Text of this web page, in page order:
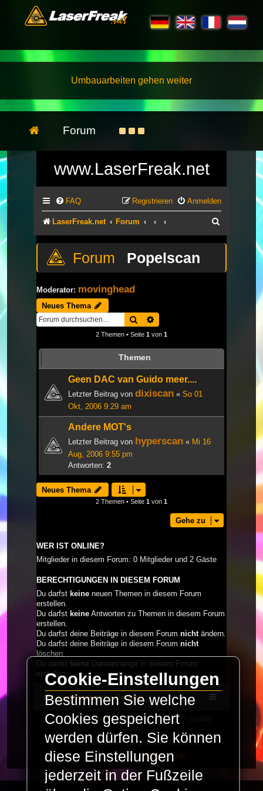
Umbauarbeiten gehen weiter
Forum
www.LaserFreak.net
FAQ Anmelden
Registrieren
LaserFreak.net Forum
Popelscan
Moderator: movinghead
Neues Thema
Suche
2 Themen • Seite 1 von 1
Themen
Geen DAC van Guido meer....
Letzter Beitrag von dixiscan « So 01
Okt, 2006 9:29 am
Andere MOT's
Letzter Beitrag von hyperscan « Mi 16
Aug, 2006 9:55 pm
Antworten: 2
Neues Thema
2 Themen • Seite 1 von 1
Gehe zu
WER IST ONLINE?
Mitglieder in diesem Forum: 0 Mitglieder und 2 Gäste
BERECHTIGUNGEN IN DIESEM FORUM
Du darfst keine neuen Themen in diesem Forum
erstellen.
Du darfst keine Antworten zu Themen in diesem Forum
erstellen.
Du darfst deine Beiträge in diesem Forum nichtändern.
Du darfst deine Beiträge in diesem Forum nicht
löschen.
Du darfst keine Dateianhänge in diesem Forum
erstellen.
LaserFreak.net Forum
Powered byphpBB® Forum Software © phpBB
Limited
Deutsche Übersetzung durchphpBB.de
PRIVACY_LINK
TERMS_LINK
Cookie-Einstellungen
Bestimmen Sie welche
Cookies gespeichert
werden dürfen. Sie können
diese Einstellungen
jederzeit in der Fußzeile